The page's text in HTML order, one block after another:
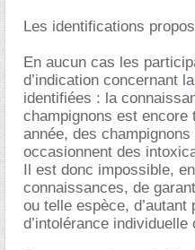
Les identifications
En aucun cas les
d’indication concernant la
identifiées : la
champignons est
année, des
occasionnent des
Il est donc impossible,
connaissances, de
ou telle espèce, d’autant
d’intolérance